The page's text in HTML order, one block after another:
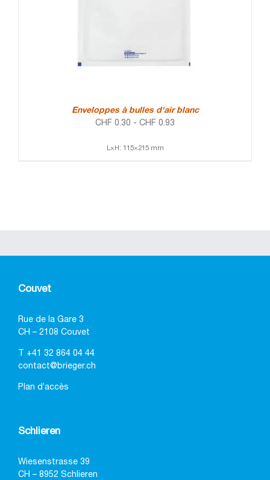
Enveloppes à bulles d'air blanc
CHF 0.30 - CHF 0.93
L×H: 115×215 mm
Couvet
Rue de la Gare 3
CH – 2108 Couvet
+41 32 864 04 44
contact@brieger.ch
Plan d’accès
Schlieren
Wiesenstrasse 39
CH – 8952 Schlieren